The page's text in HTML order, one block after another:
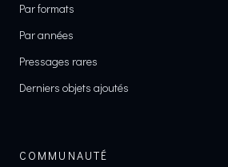
Par formats
Par années
Pressages rares
Derniers objets ajoutés
COMMUNAUTÉ